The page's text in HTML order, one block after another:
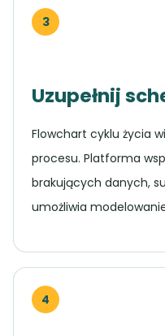
3
Uzupełnij
Flowchart cyklu życia
procesu. Platforma
brakujących danych,
umożliwia
4